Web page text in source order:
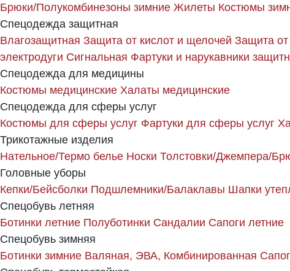
Брюки/Полукомбинезоны зимние Жилеты Костюмы
Спецодежда защитная
Влагозащитная Защита от кислот и щелочей Защита
электродуги Сигнальная Фартуки и нарукавники
Спецодежда для медицины
Костюмы медицинские Халаты медицинские
Спецодежда для сферы услуг
Костюмы для сферы услуг Фартуки для сферы услуг
Трикотажные изделия
Нательное/Термо белье Носки Толстовки/Джемпера/
Головные уборы
Кепки/Бейсболки Подшлемники/Балаклавы Шапки
Спецобувь летняя
Ботинки летние Полуботинки Сандалии Сапоги летние
Спецобувь зимняя
Ботинки зимние Валяная, ЭВА, Комбинированная